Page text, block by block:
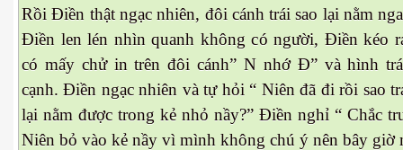
Rồi Điền thật ngạc nhiên, đôi cánh trái sao lại nằm
Điền len lén nhìn quanh không có người, Điền kéo
có mấy chử in trên đôi cánh” N nhớ Đ” và hình
cạnh. Điền ngạc nhiên và tự hỏi “ Niên đã đi rồi sao
lại nằm được trong kẻ nhỏ nầy?” Điền nghỉ “ Chắc
Niên bỏ vào kẻ nầy vì mình không chú ý nên bây giờ
Kao